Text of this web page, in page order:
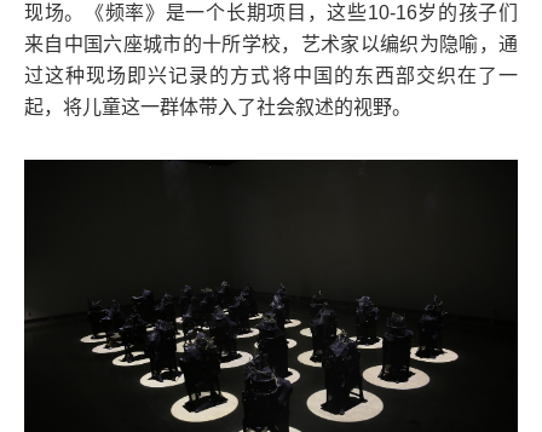
现场。《频率》是一个长期项目，这些10-16岁的孩子们
来自中国六座城市的十所学校，艺术家以编织为隐喻，通
过这种现场即兴记录的方式将中国的东西部交织在了一
起，将儿童这一群体带入了社会叙述的视野。